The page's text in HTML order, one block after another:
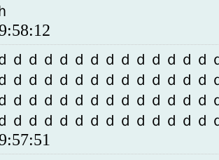
ｄｄｄｄｄｄｄｄｄｄｄｄｄ
ｄｄｄｄｄｄｄｄｄｄｄｄｄ
ｄｄｄｄｄｄｄｄｄｄｄｄｄ
ｄｄｄｄｄｄｄｄｄｄｄｄｄ